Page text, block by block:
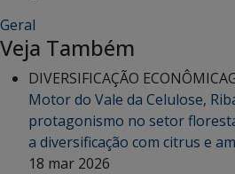
Geral
Veja Também
DIVERSIFICAÇÃO ECONÔMICA
Motor do Vale da Celulose,
protagonismo no setor
a diversificação com citrus e
18 mar 2026